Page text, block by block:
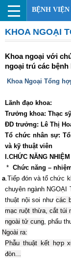
BỆNH
KHOA NGOẠI
Khoa ngoại với
ngoại trú các
Khoa Ngoại Tổng
Lãnh đạo khoa:
Trưởng khoa: Thạc
ĐD trưởng: Lê Thị
Tổ chức nhân sự:
và kỹ thuật viên
I.CHỨC NĂNG
Chức năng –
a.Tiếp đón và tổ chức
chuyên ngành NGOẠI
thuật nội soi như các
mạc ruột thừa, cắt túi
ngoài tử cung, phẩu
Ngoài ra:
Phẫu thuật kết hợp
đòn...